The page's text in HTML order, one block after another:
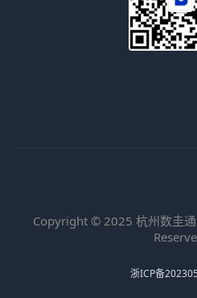
Copyright © 2025 杭州数圭
浙ICP备